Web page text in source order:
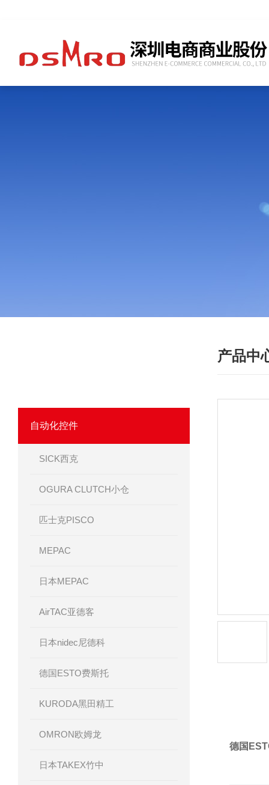
自动化控件
SICK西克
OGURA CLUTCH小仓
匹士克PISCO
MEPAC
日本MEPAC
AirTAC亚德客
日本nidec尼德科
德国ESTO费斯托
KURODA黑田精工
OMRON欧姆龙
日本TAKEX竹中
产品中
德国